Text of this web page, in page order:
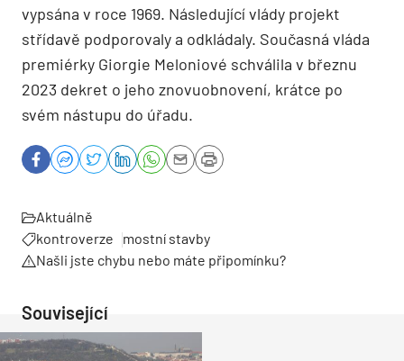
vypsána v roce 1969. Následující vlády projekt
střídavě podporovaly a odkládaly. Současná vláda
premiérky Giorgie Meloniové schválila v březnu
2023 dekret o jeho znovuobnovení, krátce po
svém nástupu do úřadu.
Aktuálně
kontroverze
mostní stavby
Našli jste chybu nebo máte připomínku?
Související